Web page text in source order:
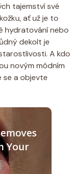
tajemství své
ať už je to
hydratování nebo
dekolt je
A kdo
novým módním
se a objevte
Your